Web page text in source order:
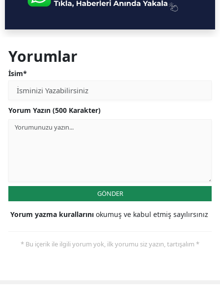
Yorumlar
İsim*
Yorum Yazın (500 Karakter)
GÖNDER
Yorum yazma kurallarını okumuş ve kabul etmiş sayılırsınız
* Bu içerik ile ilgili yorum yok, ilk yorumu siz yazın, tartışalım *